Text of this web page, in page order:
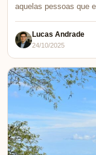
aquelas pessoas que
Lucas Andrade
24/10/2025